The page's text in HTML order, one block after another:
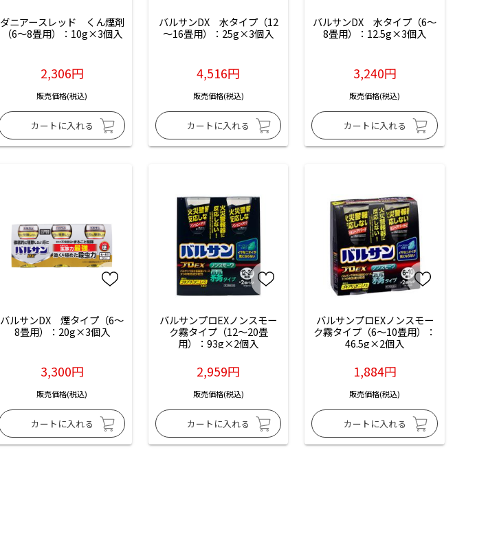
ダニアースレッド　くん煙剤
（6〜8畳用）：10g×3個入
2,306円
販売価格(税込)
バルサンDX　水タイプ（12
～16畳用）：25g×3個入
4,516円
販売価格(税込)
バルサンDX　水タイプ（6～
8畳用）：12.5g×3個入
3,240円
販売価格(税込)
バルサンDX　煙タイプ（6～
8畳用）：20g×3個入
3,300円
販売価格(税込)
バルサンプロEXノンスモー
ク霧タイプ（12～20畳
用）：93g×2個入
2,959円
販売価格(税込)
バルサンプロEXノンスモー
ク霧タイプ（6～10畳用）：
46.5g×2個入
1,884円
販売価格(税込)